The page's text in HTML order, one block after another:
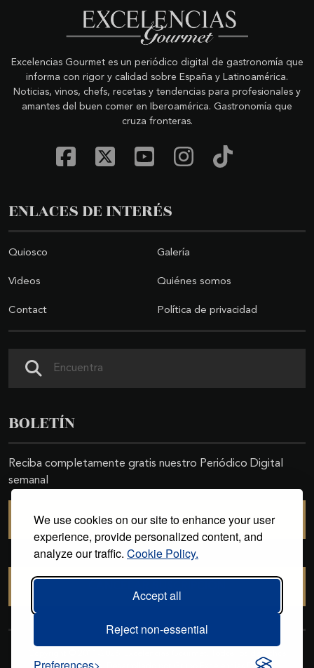
We use cookies on our site to enhance your user
experience, provide personalized content, and
analyze our traffic. Cookie Policy.
Accept all
Reject non-essential
Excelencias Gourmet es un periódico digital de gastronomía que
informa con rigor y calidad sobre España y Latinoamérica.
Noticias, vinos, chefs, recetas y tendencias para profesionales y
amantes del buen comer en Iberoamérica. Gastronomía que
cruza fronteras.
ENLACES DE INTERÉS
Quiosco Galería
Videos Quiénes somos
Contact Política de privacidad
BOLETÍN
Reciba completamente gratis nuestro Periódico Digital
semanal
SUSCRIBIRSE
reservados. Desarrollado por
.